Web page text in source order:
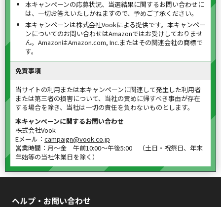
本キャンペーンの応募状況、当選結果に関するお問い合わせに
は、一切お答えいたしかねますので、予めご了承ください。
本キャンペーンは株式会社Vookによる提供です。本キャンペー
ンについてのお問い合わせはAmazonではお受けしておりませ
ん。AmazonはAmazon.com, Inc.またはその関連会社の商標で
す。
免責事項
当サイトの利用または本キャンペーンに関連して発生した利用者
または第三者の損害について、当社の責めに帰すべき事由が存在
する場合を除き、当社は一切の責任を負わないものとします。
本キャンペーンに関するお問い合わせ
株式会社Vook
Eメール： campaign@vook.co.jp
営業時間：月～金 午前10:00～午後5:00 （土日・祝祭日、年末
年始等の当社休業日を除く）
ヘルプ・お問い合わせ